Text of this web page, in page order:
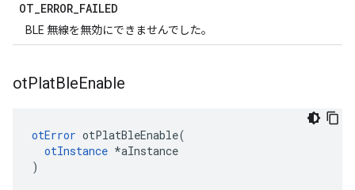
OT_ERROR_FAILED
BLE 無線を無効にできませんでした。
otPlatBleEnable
otError otPlatBleEnable(
otInstance *aInstance
)